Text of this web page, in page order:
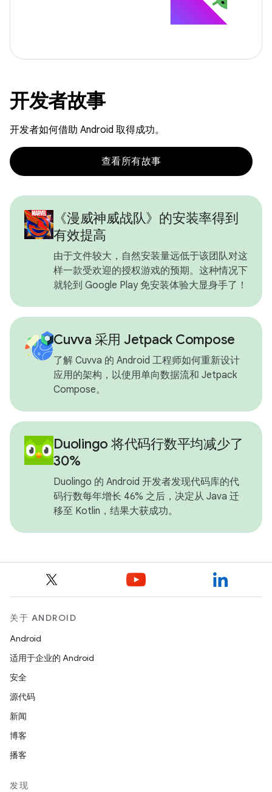
开发者故事
开发者如何借助 Android 取得成功。
查看所有故事
《漫威神威战队》的安装率得到
有效提高
由于文件较大，自然安装量远低于该团队对这
样一款受欢迎的授权游戏的预期。这种情况下
就轮到 Google Play 免安装体验大显身手了！
Cuvva 采用 Jetpack Compose
了解 Cuvva 的 Android 工程师如何重新设计
应用的架构，以使用单向数据流和 Jetpack
Compose。
Duolingo 将代码行数平均减少了
30%
Duolingo 的 Android 开发者发现代码库的代
码行数每年增长 46% 之后，决定从 Java 迁
移至 Kotlin，结果大获成功。
关于 ANDROID
Android
适用于企业的 Android
安全
源代码
新闻
博客
播客
发现